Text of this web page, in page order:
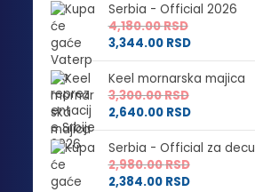
Serbia - Official 2026
4,180.00RSD
3,344.00 RSD
Keel mornarska majica
3,300.00RSD
2,640.00 RSD
Serbia - Official za decu
2,980.00RSD
2,384.00 RSD